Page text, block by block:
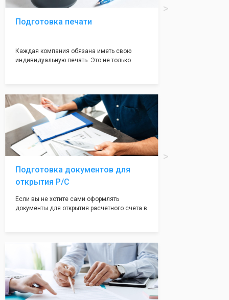
Подготовка печати
Каждая компания обязана иметь свою
индивидуальную печать. Это не только
вам поможем с помощью изготовления
печати по индивидуальному эскизу, который
Вы выберете сами из нашего каталога.
Подготовка документов для
открытия Р/С
Если вы не хотите сами оформлять
документы для открытия расчетного счета в
открытия счета, с минимальным затратом
вашего времени и сил!